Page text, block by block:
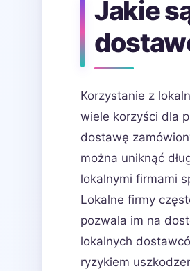
Jakie
Korzystanie z
wiele korzyści dla
dostawę
można uniknąć
lokalnymi firmami
Lokalne firmy
pozwala im na
lokalnych
ryzykiem